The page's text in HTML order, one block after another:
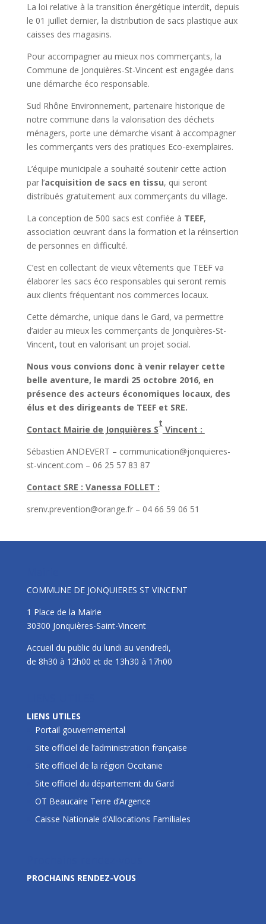
La loi relative à la transition énergétique interdit, depuis
le 01 juillet dernier, la distribution de sacs plastique aux
caisses des magasins.
Pour accompagner au mieux nos commerçants, la
Commune de Jonquières-St-Vincent est engagée dans
une démarche éco responsable.
Sud Rhône Environnement, partenaire historique de
notre commune dans la valorisation des déchets
ménagers, porte une démarche visant à accompagner
les commerçants vers des pratiques Eco-exemplaires.
L’équipe municipale a souhaité soutenir cette action
par l’acquisition de sacs en tissu, qui seront
distribués gratuitement aux commerçants du village.
La conception de 500 sacs est confiée à TEEF,
association œuvrant dans la formation et la réinsertion
de personnes en difficulté.
C’est en collectant de vieux vêtements que TEEF va
élaborer les sacs éco responsables qui seront remis
aux clients fréquentant nos commerces locaux.
Cette démarche, unique dans le Gard, va permettre
d’aider au mieux les commerçants de Jonquières-St-
Vincent, tout en valorisant un projet social.
Nous vous convions donc à venir relayer cette
belle aventure, le mardi 25 octobre 2016, en
présence des acteurs économiques locaux, des
élus et des dirigeants de TEEF et SRE.
Contact Mairie de Jonquières S
t
Vincent :
Sébastien ANDEVERT – communication@jonquieres-
st-vincent.com – 06 25 57 83 87
Contact SRE : Vanessa FOLLET :
srenv.prevention@orange.fr – 04 66 59 06 51
COMMUNE DE JONQUIERES ST VINCENT
1 Place de la Mairie
30300 Jonquières-Saint-Vincent
Accueil du public du lundi au vendredi,
de 8h30 à 12h00 et de 13h30 à 17h00
LIENS UTILES
Portail gouvernemental
Site officiel de l’administration française
Site officiel de la région Occitanie
Site officiel du département du Gard
OT Beaucaire Terre d’Argence
Caisse Nationale d’Allocations Familiales
PROCHAINS RENDEZ-VOUS